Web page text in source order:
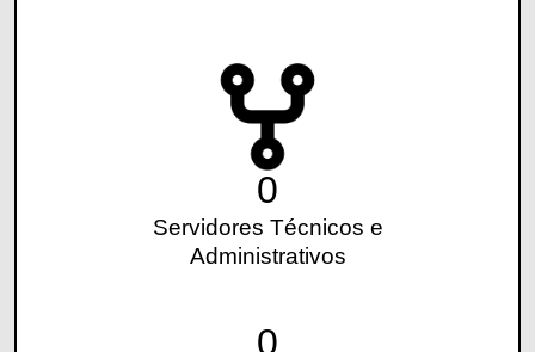
0
Servidores Técnicos e
Administrativos
0